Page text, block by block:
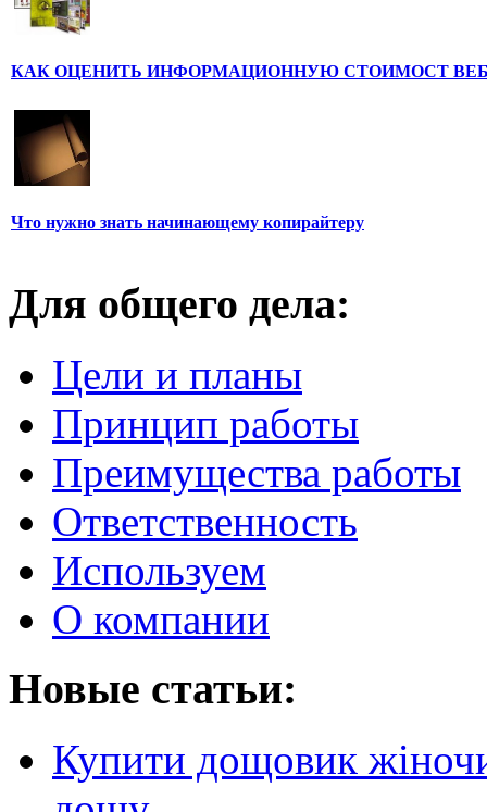
КАК ОЦЕНИТЬ ИНФОРМАЦИОННУЮ СТОИМОСТ
Что нужно знать начинающему копирайтеру
Для общего дела:
Цели и планы
Принцип работы
Преимущества работы
Ответственность
Используем
О компании
Новые статьи:
Купити дощовик